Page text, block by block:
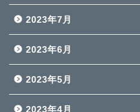
2023年7月
2023年6月
2023年5月
2023年4月